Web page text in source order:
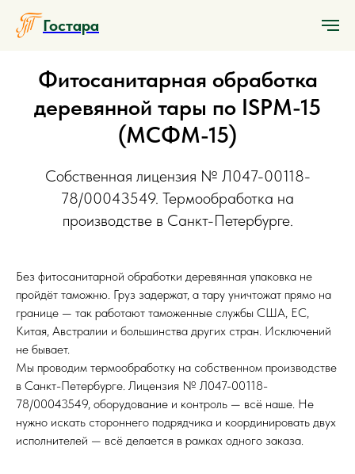
Гостара
Фитосанитарная обработка
деревянной тары по ISPM-15
(МСФМ-15)
Собственная лицензия № Л047-00118-
78/00043549. Термообработка на
производстве в Санкт-Петербурге.
Без фитосанитарной обработки деревянная упаковка не
пройдёт таможню. Груз задержат, а тару уничтожат прямо на
границе — так работают таможенные службы США, ЕС,
Китая, Австралии и большинства других стран. Исключений
не бывает.
Мы проводим термообработку на собственном производстве
в Санкт-Петербурге. Лицензия № Л047-00118-
78/00043549, оборудование и контроль — всё наше. Не
нужно искать стороннего подрядчика и координировать двух
исполнителей — всё делается в рамках одного заказа.